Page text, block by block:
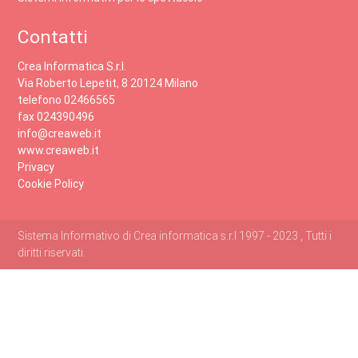
Contatti
Crea Informatica S.r.l.
Via Roberto Lepetit, 8 20124 Milano
telefono 02466565
fax 024390496
info@creaweb.it
www.creaweb.it
Privacy
Cookie Policy
Sistema Informativo di Crea informatica s.r.l 1997 - 2023 , Tutti i
diritti riservati.